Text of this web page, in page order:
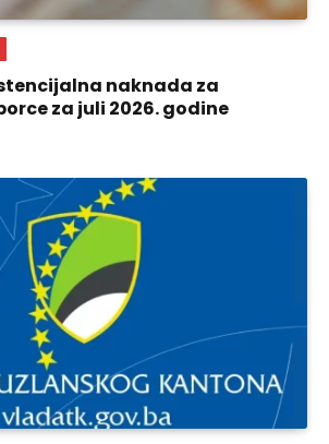
naknada za
za juli 2026. godine